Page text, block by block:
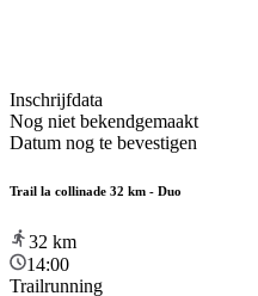
Inschrijfdata
Nog niet bekendgemaakt
Datum nog te bevestigen
Trail la collinade 32 km - Duo
32 km
14:00
Trailrunning